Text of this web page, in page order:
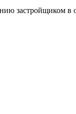
застройщиком в